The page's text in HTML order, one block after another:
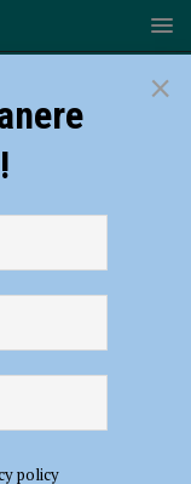
×
policy